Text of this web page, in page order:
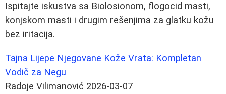
Ispitajte iskustva sa Biolosionom, flogocid masti,
konjskom masti i drugim rešenjima za glatku kožu
bez iritacija.
Tajna Lijepe Njegovane Kože Vrata: Kompletan
Vodič za Negu
Radoje Vilimanović 2026-03-07